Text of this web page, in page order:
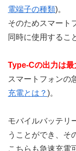
電端子の種類)。
そのためスマート
同時に使用するこ
Type-Cの出力は最
スマートフォンの
充電とは？ )。
モバイルバッテリ
うことができ、そ
こちらも急速充電